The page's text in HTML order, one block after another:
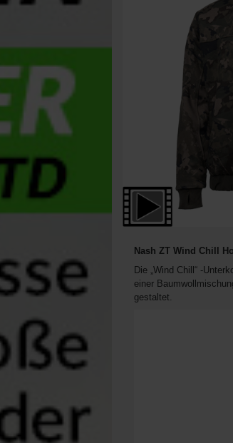
Nash ZT Wind Chill
Die „Wind Chill“ -
einer
gestaltet.